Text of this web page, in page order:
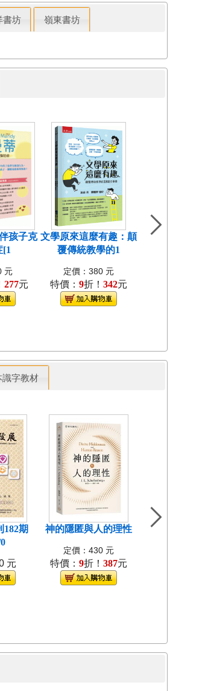
書坊 嶺東書坊
孩子克
[1
元
277元
文學原來這麼有趣：顛
覆傳統教學的1
定價：380 元
特價： 9折！ 342元
超圖解財務
識字教材
182期
元
神的隱匿與人的理性
定價：430 元
特價： 9折！ 387元
島嶼食紀[3本不